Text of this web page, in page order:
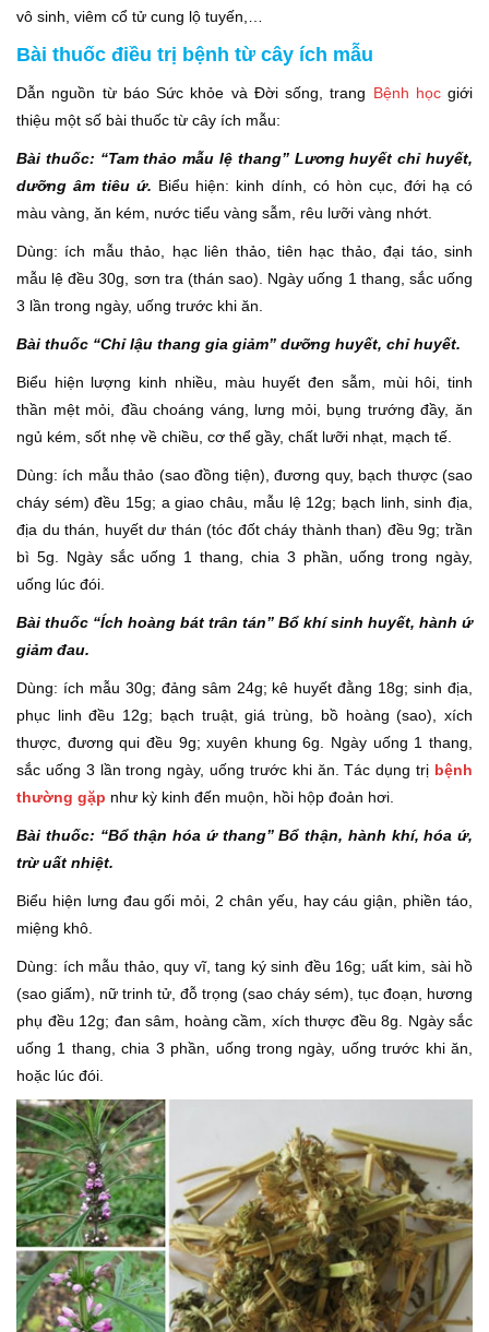
vô sinh, viêm cổ tử cung lộ tuyến,…
Bài thuốc điều trị bệnh từ cây ích mẫu
Dẫn nguồn từ báo Sức khỏe và Đời sống, trang Bệnh họcgiới
thiệu một số bài thuốc từ cây ích mẫu:
Bài thuốc: “Tam thảo mẫu lệ thang” Lương huyết chỉ huyết,
dưỡng âm tiêu ứ. Biểu hiện: kinh dính, có hòn cục, đới hạ có
màu vàng, ăn kém, nước tiểu vàng sẫm, rêu lưỡi vàng nhớt.
Dùng: ích mẫu thảo, hạc liên thảo, tiên hạc thảo, đại táo, sinh
mẫu lệ đều 30g, sơn tra (thán sao). Ngày uống 1 thang, sắc uống
3 lần trong ngày, uống trước khi ăn.
Bài thuốc “Chỉ lậu thang gia giảm” dưỡng huyết, chỉ huyết.
Biểu hiện lượng kinh nhiều, màu huyết đen sẫm, mùi hôi, tinh
thần mệt mỏi, đầu choáng váng, lưng mỏi, bụng trướng đầy, ăn
ngủ kém, sốt nhẹ về chiều, cơ thể gầy, chất lưỡi nhạt, mạch tế.
Dùng: ích mẫu thảo (sao đồng tiện), đương quy, bạch thược (sao
cháy sém) đều 15g; a giao châu, mẫu lệ 12g; bạch linh, sinh địa,
địa du thán, huyết dư thán (tóc đốt cháy thành than) đều 9g; trần
bì 5g. Ngày sắc uống 1 thang, chia 3 phần, uống trong ngày,
uống lúc đói.
Bài thuốc “Ích hoàng bát trân tán” Bổ khí sinh huyết, hành ứ
giảm đau.
Dùng: ích mẫu 30g; đảng sâm 24g; kê huyết đằng 18g; sinh địa,
phục linh đều 12g; bạch truật, giá trùng, bồ hoàng (sao), xích
thược, đương qui đều 9g; xuyên khung 6g. Ngày uống 1 thang,
sắc uống 3 lần trong ngày, uống trước khi ăn. Tác dụng trị bệnh
thường gặp như kỳ kinh đến muộn, hồi hộp đoản hơi.
Bài thuốc: “Bổ thận hóa ứ thang” Bổ thận, hành khí, hóa ứ,
trừ uất nhiệt.
Biểu hiện lưng đau gối mỏi, 2 chân yếu, hay cáu giận, phiền táo,
miệng khô.
Dùng: ích mẫu thảo, quy vĩ, tang ký sinh đều 16g; uất kim, sài hồ
(sao giấm), nữ trinh tử, đỗ trọng (sao cháy sém), tục đoạn, hương
phụ đều 12g; đan sâm, hoàng cầm, xích thược đều 8g. Ngày sắc
uống 1 thang, chia 3 phần, uống trong ngày, uống trước khi ăn,
hoặc lúc đói.